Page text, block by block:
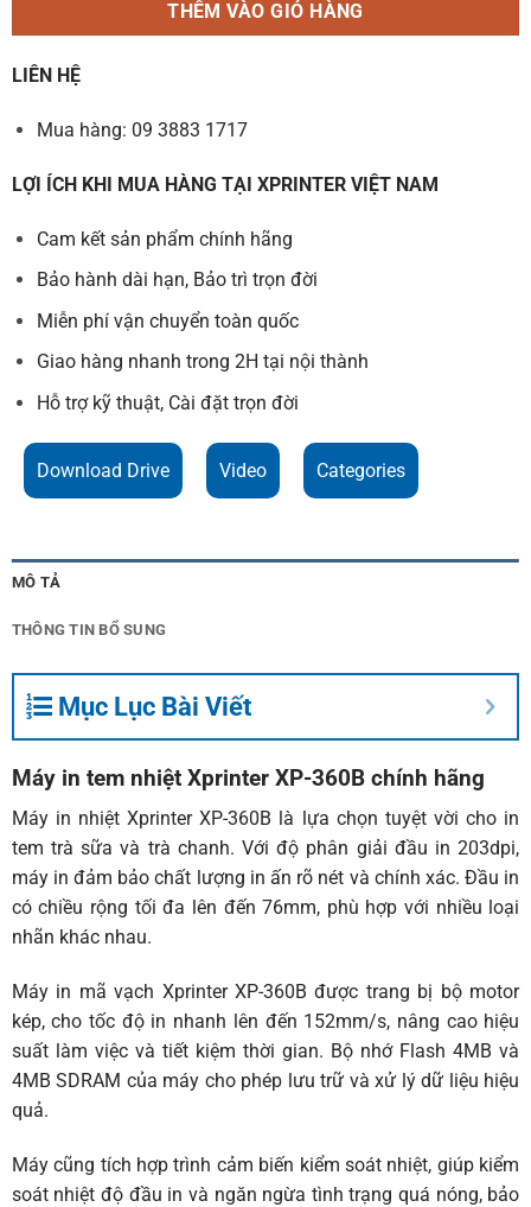
THÊM VÀO GIỎ HÀNG
LIÊN HỆ
Mua hàng: 09 3883 1717
LỢI ÍCH KHI MUA HÀNG TẠI XPRINTER VIỆT NAM
Cam kết sản phẩm chính hãng
Bảo hành dài hạn, Bảo trì trọn đời
Miễn phí vận chuyển toàn quốc
Giao hàng nhanh trong 2H tại nội thành
Hỗ trợ kỹ thuật, Cài đặt trọn đời
Download Drive Video Categories
MÔ TẢ
THÔNG TIN BỔ SUNG
Mục Lục Bài Viết
Máy in tem nhiệt Xprinter XP-360B chính hãng
Máy in nhiệt Xprinter XP-360B là lựa chọn tuyệt vời cho in
tem trà sữa và trà chanh. Với độ phân giải đầu in 203dpi,
máy in đảm bảo chất lượng in ấn rõ nét và chính xác. Đầu in
có chiều rộng tối đa lên đến 76mm, phù hợp với nhiều loại
nhãn khác nhau.
Máy in mã vạch Xprinter XP-360B được trang bị bộ motor
kép, cho tốc độ in nhanh lên đến 152mm/s, nâng cao hiệu
suất làm việc và tiết kiệm thời gian. Bộ nhớ Flash 4MB và
4MB SDRAM của máy cho phép lưu trữ và xử lý dữ liệu hiệu
quả.
Máy cũng tích hợp trình cảm biến kiểm soát nhiệt, giúp kiểm
soát nhiệt độ đầu in và ngăn ngừa tình trạng quá nóng, bảo